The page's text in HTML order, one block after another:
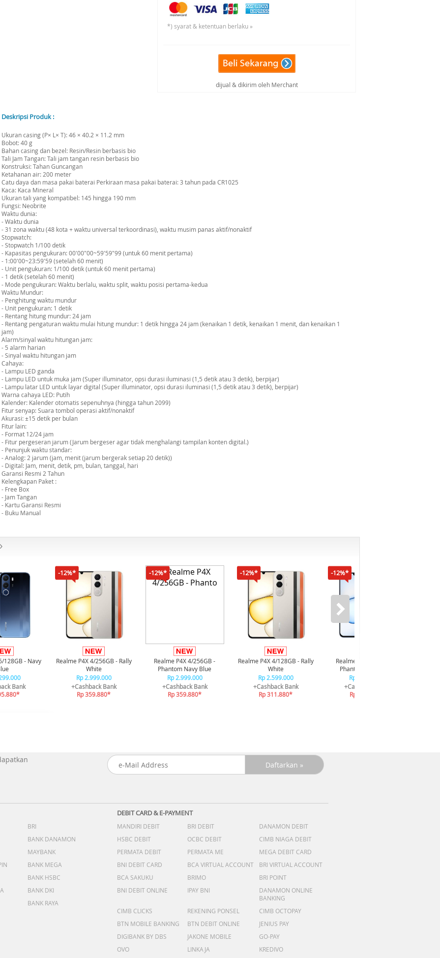
*) syarat & ketentuan berlaku »
dijual & dikirim oleh Merchant
Deskripsi Produk :
Ukuran casing (P× L× T): 46 × 40.2 × 11.2 mm
Bobot: 40 g
Bahan casing dan bezel: Resin/Resin berbasis bio
Tali Jam Tangan: Tali jam tangan resin berbasis bio
Konstruksi: Tahan Guncangan
Ketahanan air: 200 meter
Catu daya dan masa pakai baterai Perkiraan masa pakai baterai: 3 tahun pada CR1025
Kaca: Kaca Mineral
Ukuran tali yang kompatibel: 145 hingga 190 mm
Fungsi: Neobrite
Waktu dunia:
- Waktu dunia
- 31 zona waktu (48 kota + waktu universal terkoordinasi), waktu musim panas aktif/nonaktif
Stopwatch:
- Stopwatch 1/100 detik
- Kapasitas pengukuran: 00'00"00~59'59"99 (untuk 60 menit pertama)
- 1:00'00~23:59'59 (setelah 60 menit)
- Unit pengukuran: 1/100 detik (untuk 60 menit pertama)
- 1 detik (setelah 60 menit)
- Mode pengukuran: Waktu berlalu, waktu split, waktu posisi pertama-kedua
Waktu Mundur:
- Penghitung waktu mundur
- Unit pengukuran: 1 detik
- Rentang hitung mundur: 24 jam
- Rentang pengaturan waktu mulai hitung mundur: 1 detik hingga 24 jam (kenaikan 1 detik, kenaikan 1 menit, dan kenaikan 1
jam)
Alarm/sinyal waktu hitungan jam:
- 5 alarm harian
- Sinyal waktu hitungan jam
Cahaya:
- Lampu LED ganda
- Lampu LED untuk muka jam (Super illuminator, opsi durasi iluminasi (1,5 detik atau 3 detik), berpijar)
- Lampu latar LED untuk layar digital (Super illuminator, opsi durasi iluminasi (1,5 detik atau 3 detik), berpijar)
Warna cahaya LED: Putih
Kalender: Kalender otomatis sepenuhnya (hingga tahun 2099)
Fitur senyap: Suara tombol operasi aktif/nonaktif
Akurasi: ±15 detik per bulan
Fitur lain:
- Format 12/24 jam
- Fitur pergeseran jarum (Jarum bergeser agar tidak menghalangi tampilan konten digital.)
- Penunjuk waktu standar:
- Analog: 2 jarum (jam, menit (jarum bergerak setiap 20 detik))
- Digital: Jam, menit, detik, pm, bulan, tanggal, hari
Garansi Resmi 2 Tahun
Kelengkapan Paket :
- Free Box
- Jam Tangan
- Kartu Garansi Resmi
- Buku Manual
128GB - Navy
Bank
-12%*
Realme P4X 4/256GB - Rally
White
Rp 2.999.000
+Cashback Bank
Rp 359.880*
-12%*
Realme P4X 4/256GB -
Phantom Navy Blue
Rp 2.999.000
+Cashback Bank
Rp 359.880*
-12%*
Realme P4X 4/128GB - Rally
White
Rp 2.599.000
+Cashback Bank
Rp 311.880*
-12%*
Realme P4X 4/128GB -
Phantom Navy Blue
Rp 2.599.000
+Cashback Bank
Rp 311.880*
BRI
BANK DANAMON
MAYBANK
BANK MEGA
BANK HSBC
BANK DKI
BANK RAYA
DEBIT CARD & E-PAYMENT
MANDIRI DEBIT BRI DEBIT
DANAMON DEBIT
HSBC DEBIT
OCBC DEBIT
CIMB NIAGA DEBIT
PERMATA DEBIT
PERMATA ME
MEGA DEBIT CARD
BNI DEBIT CARD
BCA VIRTUAL ACCOUNT
BRI VIRTUAL ACCOUNT
BCA SAKUKU
BRIMO
BRI POINT
BNI DEBIT ONLINE
IPAY BNI
DANAMON ONLINE
BANKING
CIMB CLICKS
REKENING PONSEL
CIMB OCTOPAY
BTN MOBILE BANKING
BTN DEBIT ONLINE
JENIUS PAY
DIGIBANK BY DBS
JAKONE MOBILE
GO-PAY
OVO
LINKAJA KREDIVO